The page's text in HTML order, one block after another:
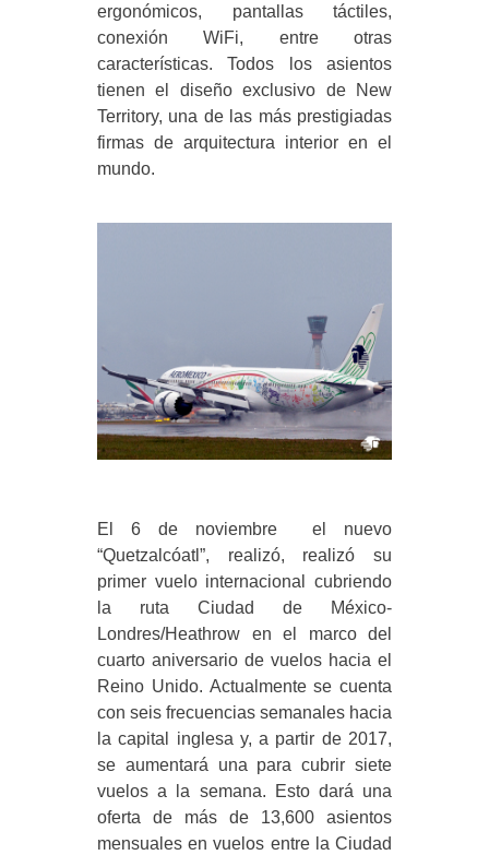
ergonómicos, pantallas táctiles,
conexión WiFi, entre otras
características. Todos los asientos
tienen el diseño exclusivo de New
Territory, una de las más prestigiadas
firmas de arquitectura interior en el
mundo.
El 6 de noviembre el nuevo
“Quetzalcóatl”, realizó, realizó su
primer vuelo internacional cubriendo
la ruta Ciudad de México-
Londres/Heathrow en el marco del
cuarto aniversario de vuelos hacia el
Reino Unido. Actualmente se cuenta
con seis frecuencias semanales hacia
la capital inglesa y, a partir de 2017,
se aumentará una para cubrir siete
vuelos a la semana. Esto dará una
oferta de más de 13,600 asientos
mensuales en vuelos entre la Ciudad